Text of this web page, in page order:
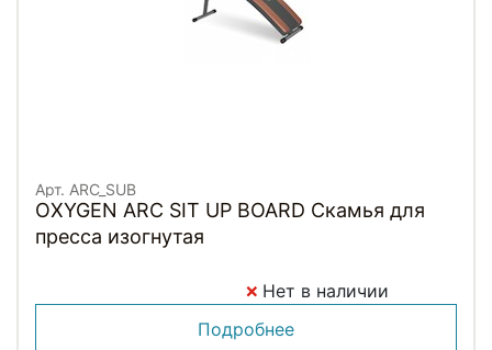
Арт. ARC_SUB
OXYGEN ARC SIT UP BOARD Скамья для
пресса изогнутая
Нет в наличии
Подробнее